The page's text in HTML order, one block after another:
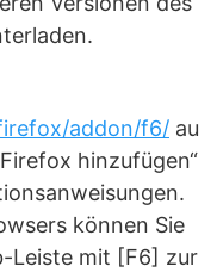
addon/f6/ au
hinzufügen“
können Sie
Leiste mit [F6] zur